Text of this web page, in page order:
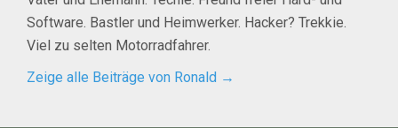
Software. Bastler und Heimwerker. Hacker? Trekkie.
Viel zu selten Motorradfahrer.
Zeige alle Beiträge von Ronald →